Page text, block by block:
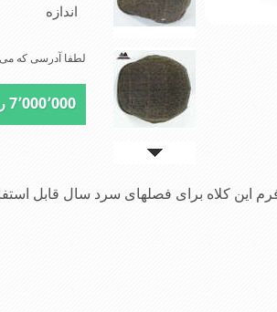
اندازه
لطفا آدرسی که
7٬000٬000 ریال
کلاه برای فصلهای سرد سال قابل